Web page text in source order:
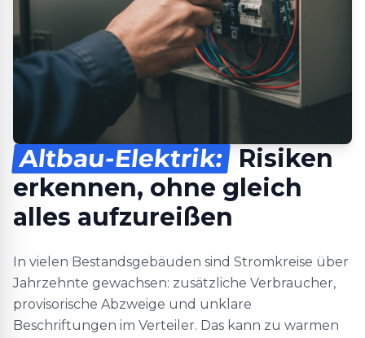
Altbau-Elektrik: Risiken
erkennen, ohne gleich
alles aufzureißen
In vielen Bestandsgebäuden sind Stromkreise über
Jahrzehnte gewachsen: zusätzliche Verbraucher,
provisorische Abzweige und unklare
Beschriftungen im Verteiler. Das kann zu warmen